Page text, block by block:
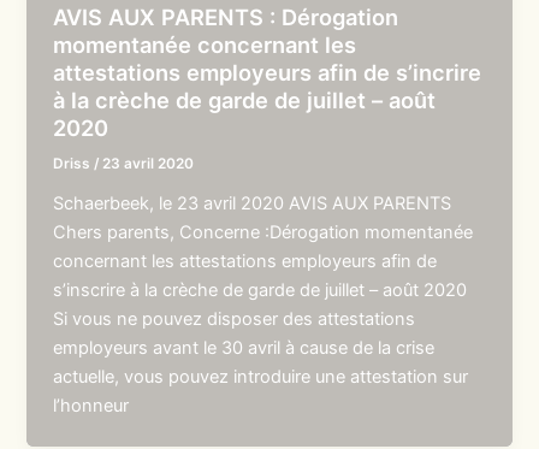
AVIS AUX PARENTS : Dérogation
momentanée concernant les
attestations employeurs afin de s’incrire
à la crèche de garde de juillet – août
2020
Driss / 23 avril 2020
Schaerbeek, le 23 avril 2020 AVIS AUX PARENTS
Chers parents, Concerne :Dérogation momentanée
concernant les attestations employeurs afin de
s’inscrire à la crèche de garde de juillet – août 2020
Si vous ne pouvez disposer des attestations
employeurs avant le 30 avril à cause de la crise
actuelle, vous pouvez introduire une attestation sur
l’honneur